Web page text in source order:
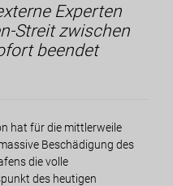
Experten
Streit zwischen
beendet
hat für die mittlerweile
Beschädigung des
die volle
des heutigen